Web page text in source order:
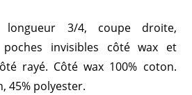
longueur 3/4, coupe droite,
poches invisibles côté wax et
rayé. Côté wax 100% coton.
45% polyester.